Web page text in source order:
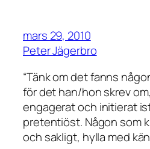
mars 29, 2010
Peter Jägerbro
“Tänk om det fanns
för det han/hon skrev
engagerat och initierat
pretentiöst. Någon som
och sakligt, hylla med